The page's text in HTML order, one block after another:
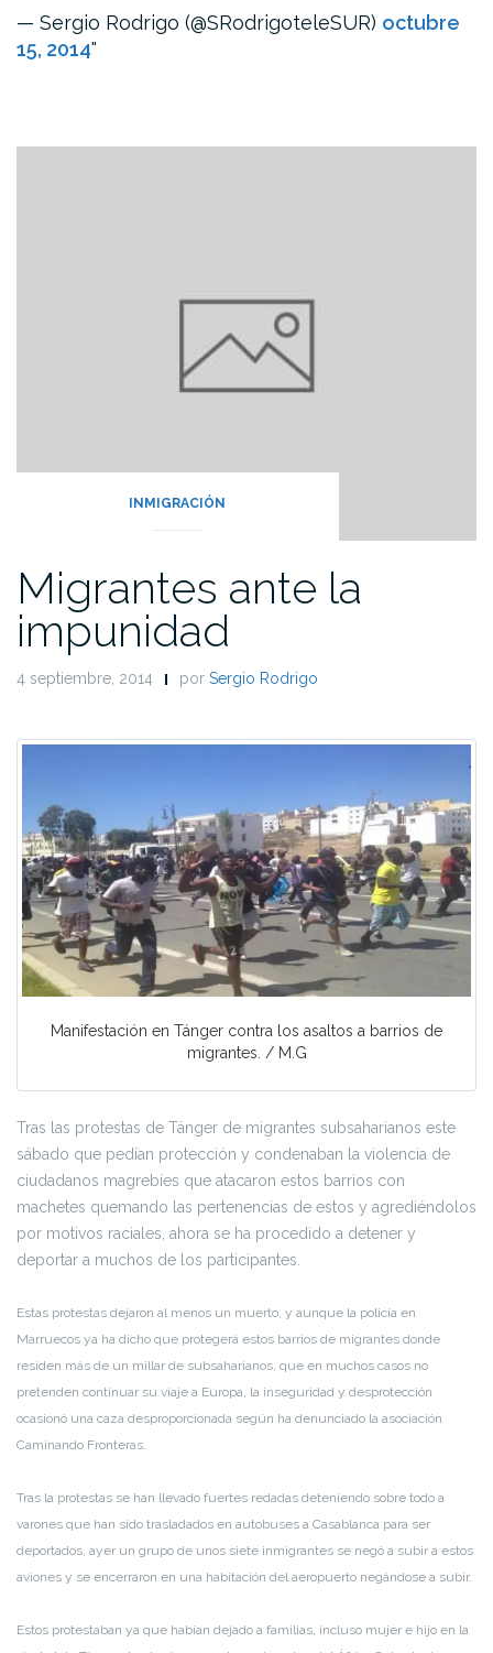
— Sergio Rodrigo (@SRodrigoteleSUR) octubre
15, 2014
INMIGRACIÓN
Migrantes ante la
impunidad
4 septiembre, 2014 por Sergio Rodrigo
Manifestación en Tánger contra los asaltos a barrios de
migrantes. / M.G
Tras las protestas de Tánger de migrantes subsaharianos este
sábado que pedían protección y condenaban la violencia de
ciudadanos magrebíes que atacaron estos barrios con
machetes quemando las pertenencias de estos y agrediéndolos
por motivos raciales, ahora se ha procedido a detener y
deportar a muchos de los participantes.
Estas protestas dejaron al menos un muerto, y aunque la policía en
Marruecos ya ha dicho que protegerá estos barrios de migrantes donde
residen más de un millar de subsaharianos, que en muchos casos no
pretenden continuar su viaje a Europa, la inseguridad y desprotección
ocasionó una caza desproporcionada según ha denunciado la asociación
Caminando Fronteras.
Tras la protestas se han llevado fuertes redadas deteniendo sobre todo a
varones que han sido trasladados en autobuses a Casablanca para ser
deportados, ayer un grupo de unos siete inmigrantes se negó a subir a estos
aviones y se encerraron en una habitación del aeropuerto negándose a subir.
Estos protestaban ya que habían dejado a familias, incluso mujer e hijo en la